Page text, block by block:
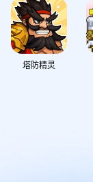
塔防精灵